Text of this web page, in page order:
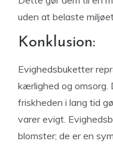
uden at belaste
Konklusion:
Evighedsbuketter
kærlighed og omsorg.
friskheden i lang tid
varer evigt.
blomster; de er en